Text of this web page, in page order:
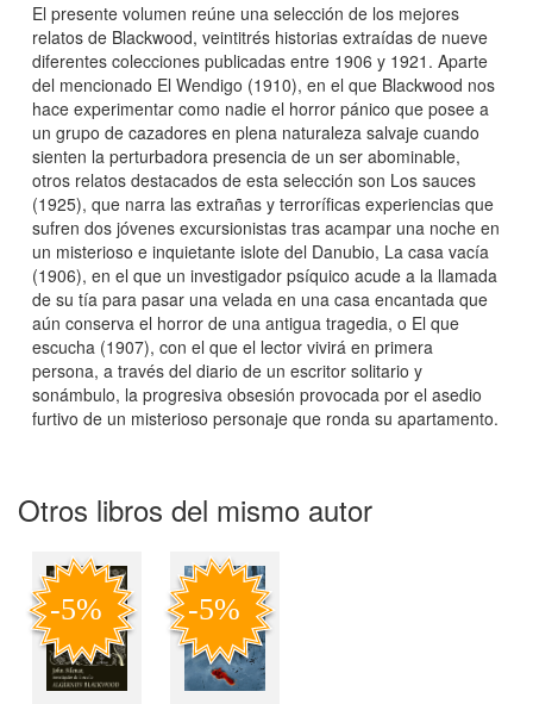
El presente volumen reúne una selección de los mejores
relatos de Blackwood, veintitrés historias extraídas de nueve
diferentes colecciones publicadas entre 1906 y 1921. Aparte
del mencionado El Wendigo (1910), en el que Blackwood nos
hace experimentar como nadie el horror pánico que posee a
un grupo de cazadores en plena naturaleza salvaje cuando
sienten la perturbadora presencia de un ser abominable,
otros relatos destacados de esta selección son Los sauces
(1925), que narra las extrañas y terroríficas experiencias que
sufren dos jóvenes excursionistas tras acampar una noche en
un misterioso e inquietante islote del Danubio, La casa vacía
(1906), en el que un investigador psíquico acude a la llamada
de su tía para pasar una velada en una casa encantada que
aún conserva el horror de una antigua tragedia, o El que
escucha (1907), con el que el lector vivirá en primera
persona, a través del diario de un escritor solitario y
sonámbulo, la progresiva obsesión provocada por el asedio
furtivo de un misterioso personaje que ronda su apartamento.
Otros libros del mismo autor